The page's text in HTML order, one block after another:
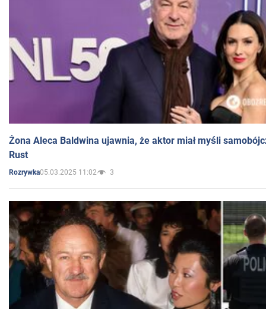
Żona Aleca Baldwina ujawnia, że aktor miał myśli
Rust
Rozrywka05.03.2025 11:02 3